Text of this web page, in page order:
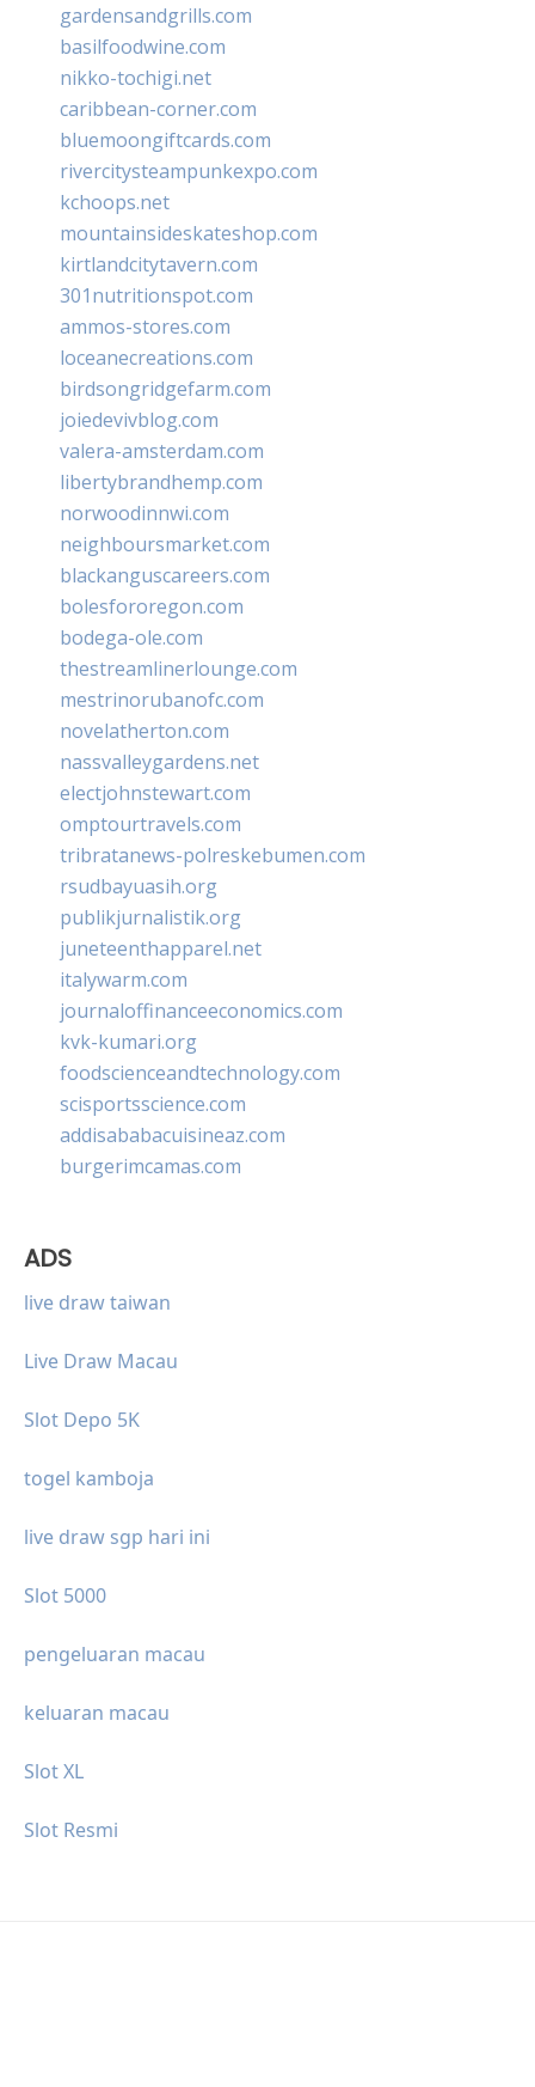
gardensandgrills.com
basilfoodwine.com
nikko-tochigi.net
caribbean-corner.com
bluemoongiftcards.com
rivercitysteampunkexpo.com
kchoops.net
mountainsideskateshop.com
kirtlandcitytavern.com
301nutritionspot.com
ammos-stores.com
loceanecreations.com
birdsongridgefarm.com
joiedevivblog.com
valera-amsterdam.com
libertybrandhemp.com
norwoodinnwi.com
neighboursmarket.com
blackanguscareers.com
bolesfororegon.com
bodega-ole.com
thestreamlinerlounge.com
mestrinorubanofc.com
novelatherton.com
nassvalleygardens.net
electjohnstewart.com
omptourtravels.com
tribratanews-polreskebumen.com
rsudbayuasih.org
publikjurnalistik.org
juneteenthapparel.net
italywarm.com
journaloffinanceeconomics.com
kvk-kumari.org
foodscienceandtechnology.com
scisportsscience.com
addisababacuisineaz.com
burgerimcamas.com
ADS
live draw taiwan
Live Draw Macau
Slot Depo 5K
togel kamboja
live draw sgp hari ini
Slot 5000
pengeluaran macau
keluaran macau
Slot XL
Slot Resmi